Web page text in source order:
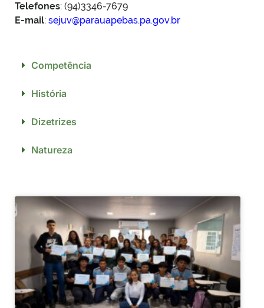
Telefones: (94)3346-7679
E-mail: sejuv@parauapebas.pa.gov.br
Competência
História
Dizetrizes
Natureza